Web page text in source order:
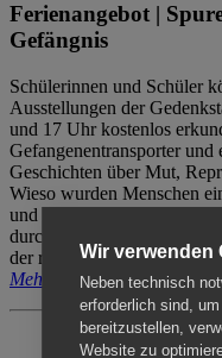
Ferienangebot |
Gefängnis
Schülerinnen und Schüler
Ausstellungen der
und 17 Uhr kostenlos
Gefangenentransporter
Geschichten über Mut,
Wieso wurden Menschen
und nach der Haft? Der
durch das
der reguläre Eintritt (8€ /
Mehr erfahren
Wir verwenden
Neben technisch
erforderlich sind,
bereitzustellen,
Website zu